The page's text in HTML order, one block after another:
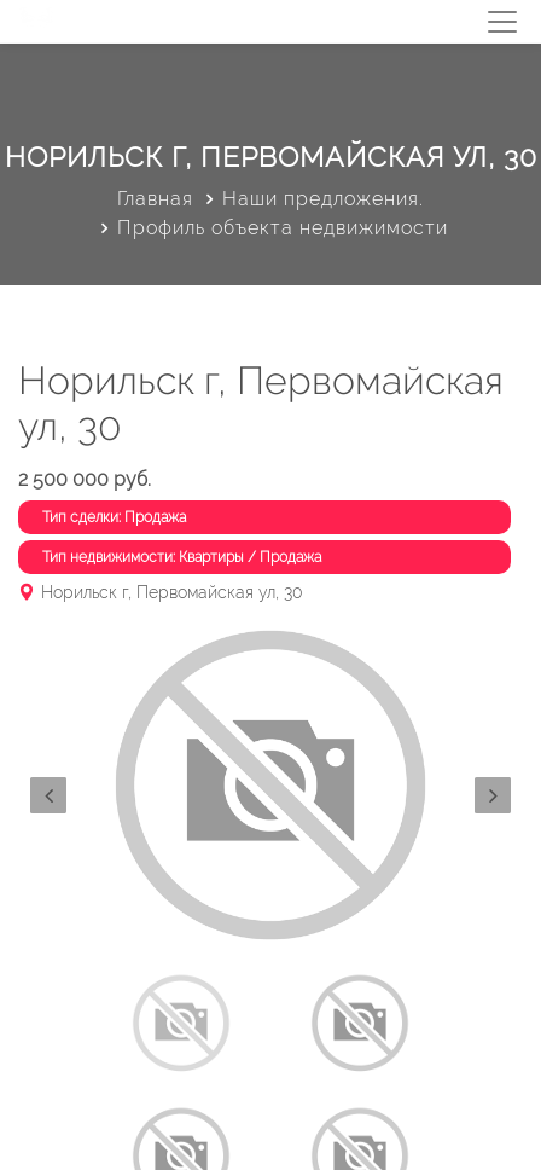
НОРИЛЬСК Г, ПЕРВОМАЙСКАЯ УЛ, 30
Главная
Наши предложения.
Профиль объекта недвижимости
Норильск г, Первомайская
ул, 30
2 500 000 руб.
Тип сделки: Продажа
Тип недвижимости: Квартиры / Продажа
Норильск г, Первомайская ул, 30